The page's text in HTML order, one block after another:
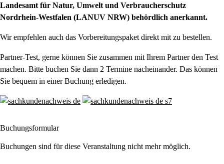
Landesamt für Natur, Umwelt und Verbraucherschutz
Nordrhein-Westfalen (LANUV NRW) behördlich anerkannt.
Wir empfehlen auch das Vorbereitungspaket direkt mit zu bestellen.
Partner-Test, gerne können Sie zusammen mit Ihrem Partner den Test
machen. Bitte buchen Sie dann 2 Termine nacheinander. Das können
Sie bequem in einer Buchung erledigen.
Buchungsformular
Buchungen sind für diese Veranstaltung nicht mehr möglich.